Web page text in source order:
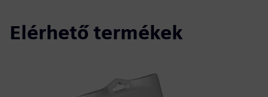
Elérhető termékek